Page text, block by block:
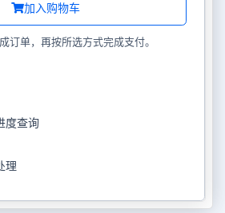
加入购物车
订单，再按所选方式完成支付。
度查询
理